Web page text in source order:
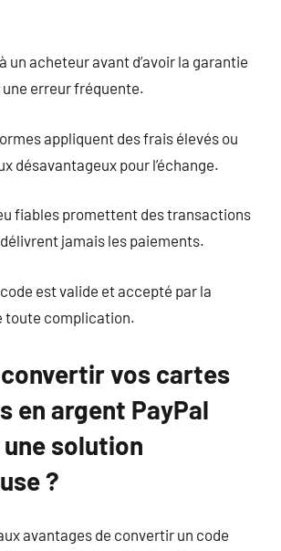
un acheteur avant d’avoir la garantie
erreur fréquente.
appliquent des frais élevés ou
désavantageux pour l’échange.
fiables promettent des transactions
jamais les paiements.
code est valide et accepté par la
toute complication.
vos cartes
en argent PayPal
solution
?
avantages de convertir un code